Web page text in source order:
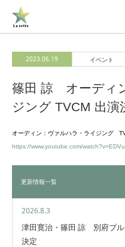
2023.06.19 イベント
篠田 諒 オーディ
ジング TVCM 出演
オーディン：ヴァルハラ・ライジング
https://www.youtube.com/
更新情報一覧
2026.8.3
津田寛治・篠田 諒 別府ブル
決定